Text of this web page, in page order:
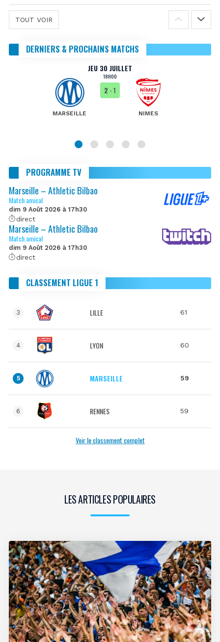
TOUT VOIR
DERNIERS & PROCHAINS MATCHS
JEU 30 JUILLET
18H00
MARSEILLE
2 - 1
NIMES
PROGRAMME TV
Marseille – Athletic Bilbao
Match amical
dim 9 Août 2026 à 17h30
direct
Marseille – Athletic Bilbao
Match amical
dim 9 Août 2026 à 17h30
direct
CLASSEMENT LIGUE 1
3 LILLE 61
4 LYON 60
5 MARSEILLE 59
6 RENNES 59
Voir le classement complet
LES ARTICLES POPULAIRES